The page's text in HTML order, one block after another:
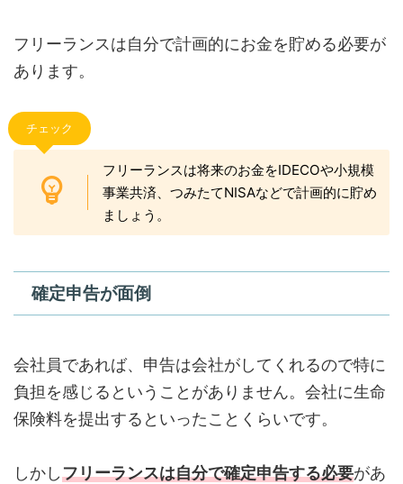
フリーランスは自分で計画的にお金を貯める必要が
あります。
チェック
フリーランスは将来のお金をIDECOや小規模
事業共済、つみたてNISAなどで計画的に貯め
ましょう。
確定申告が面倒
会社員であれば、申告は会社がしてくれるので特に
負担を感じるということがありません。会社に生命
保険料を提出するといったことくらいです。
しかしフリーランスは自分で確定申告する必要があ